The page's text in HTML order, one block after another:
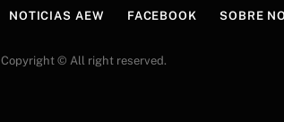
NOTICIAS AEW FACEBOOK SOBRE
Copyright © All right reserved.